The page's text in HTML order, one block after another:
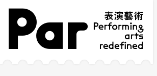
跳到主要內容區塊
網站導覽